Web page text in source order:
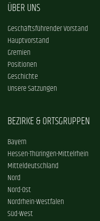
ÜBER UNS
Geschäftsführender Vorstand
Hauptvorstand
Gremien
Positionen
Geschichte
Unsere Satzungen
BEZIRKE & ORTSGRUPPEN
Bayern
Hessen-Thüringen-Mittelrhein
Mitteldeutschland
Nord
Nord-Ost
Nordrhein-Westfalen
Süd-West